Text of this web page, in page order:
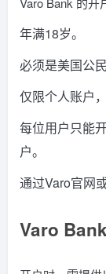
年满18岁。
必须是美国公
仅限个人账户
每位用户只能
户。
通过Varo官网
Varo